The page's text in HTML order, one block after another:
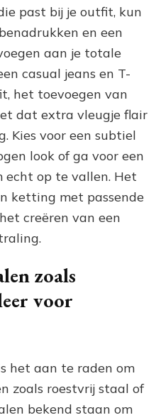
past bij je outfit, kun
en een
aan je totale
casual jeans en T-
het toevoegen van
dat extra vleugje flair
Kies voor een subtiel
look of ga voor een
op te vallen. Het
ketting met passende
creëren van een
zoals
voor
het aan te raden om
zoals roestvrij staal of
bekend staan om